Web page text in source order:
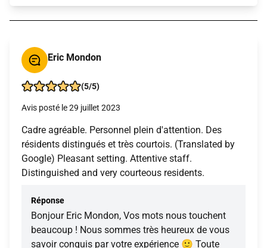
Eric Mondon
(5/5)
Avis posté le 29 juillet 2023
Cadre agréable. Personnel plein d'attention. Des
résidents distingués et très courtois. (Translated by
Google) Pleasant setting. Attentive staff.
Distinguished and very courteous residents.
Réponse
Bonjour Eric Mondon, Vos mots nous touchent
beaucoup ! Nous sommes très heureux de vous
savoir conquis par votre expérience 🙂 Toute